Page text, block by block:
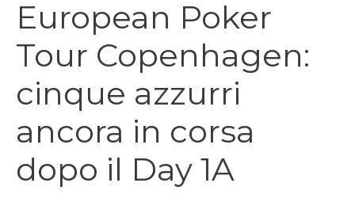
European Poker
Tour Copenhagen:
cinque azzurri
ancora in corsa
dopo il Day 1A